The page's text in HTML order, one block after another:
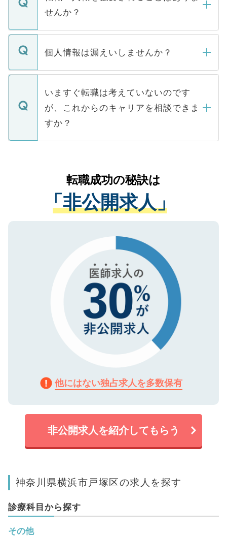
い。
けない「非公開求人」です。非公開求人は
下記の理由によって、一般には公開してい
ません。
■応募殺到を避けるため 人気のある医療機
関を公にしてしまうと、応募が殺到する場
に、医療機関が求める条件に合った人材の
みを人材紹介会社に依頼するケースが増え
ています。
せんか？
転職・入職を強要することは一切ありませ
ん。また、仮に応募先から内定をいただい
定を承諾する必要はありません。内定先へ
の辞退の連絡はキャリアパートナーが行い
ますので、ご安心ください。
個人情報は漏えいしませんか？
個人情報が漏えいすることはありませんの
で、ご安心ください。当サイトからの登録
などで収集したご登録者様の個人情報は、
ご本人のキャリアアップおよび転職活動の
支援を目的に使用いたします。お預かりし
ているすべての個人データはご本人の許可
は、個人情報の取り扱いについての厳密な
管理基準を満たした事業者のみに付与され
る、プライバシーマークを取得済みです。
ご登録いただいた個人情報は、SSL（デー
で、機密保持に関してもご安心ください。
いますぐ転職は考えていないのです
が、これからのキャリアを相談できま
すか？
かがいして、現在の医療機関の状況や紹介
経験をまじえながら、適切なアドバイスを
させていただきます。すぐにご転職をされ
ない方には、長期的なサポートが可能です
ので、まずはご登録ください。
転職成功の秘訣は
「非公開求人」
他にはない独占求人を多数保有
非公開求人を紹介してもらう
神奈川県横浜市戸塚区の求人を探す
診療科目から探す
その他